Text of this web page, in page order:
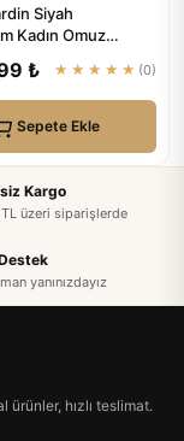
Siyah
Kadın Omuz
₺ ★★★★★ (0)
Sepete Ekle
Kargo
üzeri siparişlerde
yanınızdayız
ürünler, hızlı teslimat.